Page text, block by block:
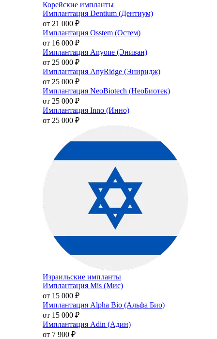
Корейские импланты
Имплантация Dentium (Дентиум)
от 21 000 ₽
Имплантация Osstem (Остем)
от 16 000 ₽
Имплантация Anyone (Эниван)
от 25 000 ₽
Имплантация AnyRidge (Эниридж)
от 25 000 ₽
Имплантация NeoBiotech (НеоБиотек)
от 25 000 ₽
Имплантация Inno (Инно)
от 25 000 ₽
Израильские импланты
Имплантация Mis (Мис)
от 15 000 ₽
Имплантация Alpha Bio (Альфа Био)
от 15 000 ₽
Имплантация Adin (Адин)
от 7 900 ₽